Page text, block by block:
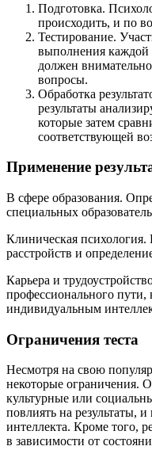
Подготовка.
происходить, и по
Тестирование.
выполнения каждой
должен
вопросы.
Обработка
результаты
которые затем
соответствующей
Применение
В сфере образования.
специальных
Клиническая
расстройств и
Карьера и
профессионального пути,
индивидуальным
Ограничения теста
Несмотря на свою
некоторые ограничения.
культурные или
повлиять на результаты,
интеллекта. Кроме того,
в зависимости от